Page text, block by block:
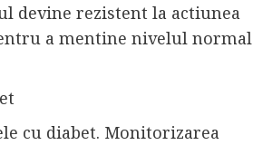
devine rezistent la actiunea
a mentine nivelul normal
cu diabet. Monitorizarea